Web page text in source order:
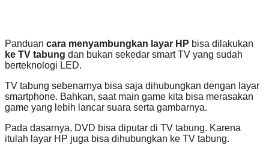
Panduan cara menyambungkan layar HP bisa dilakukan
ke TV tabung dan bukan sekedar smart TV yang sudah
berteknologi LED.
TV tabung sebenarnya bisa saja dihubungkan dengan layar
smartphone. Bahkan, saat main game kita bisa merasakan
game yang lebih lancar suara serta gambarnya.
Pada dasarnya, DVD bisa diputar di TV tabung. Karena
itulah layar HP juga bisa dihubungkan ke TV tabung.